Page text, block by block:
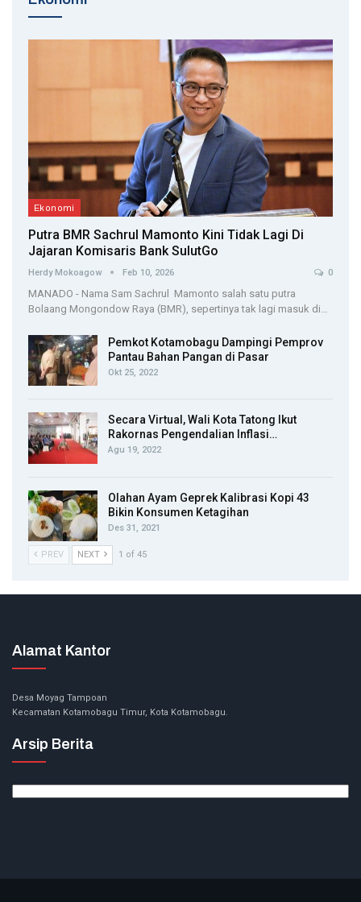
Ekonomi
Putra BMR Sachrul Mamonto Kini Tidak Lagi Di
Jajaran Komisaris Bank SulutGo
Herdy Mokoagow Feb 10, 2026 0
MANADO - Nama Sam Sachrul Mamonto salah satu putra
Bolaang Mongondow Raya (BMR), sepertinya tak lagi masuk di…
Pemkot Kotamobagu Dampingi Pemprov
Pantau Bahan Pangan di Pasar
Okt 25, 2022
Secara Virtual, Wali Kota Tatong Ikut
Rakornas Pengendalian Inflasi…
Agu 19, 2022
Olahan Ayam Geprek Kalibrasi Kopi 43
Bikin Konsumen Ketagihan
Des 31, 2021
PREV NEXT 1 of 45
Alamat Kantor
Desa Moyag Tampoan
Kecamatan Kotamobagu Timur, Kota Kotamobagu.
Arsip Berita